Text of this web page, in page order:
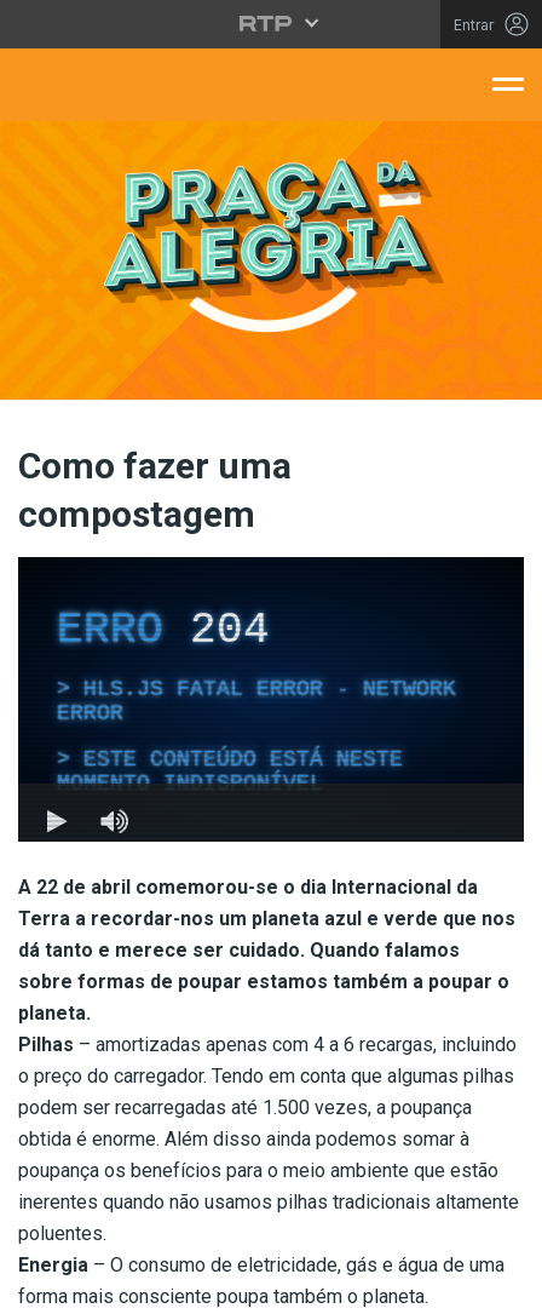
Saltar para o conteúdo principal
Entrar
Como fazer uma
compostagem
A 22 de abril comemorou-se o dia Internacional da
Terra a recordar-nos um planeta azul e verde que nos
dá tanto e merece ser cuidado. Quando falamos
sobre formas de poupar estamos também a poupar o
planeta.
Pilhas – amortizadas apenas com 4 a 6 recargas, incluindo
o preço do carregador. Tendo em conta que algumas pilhas
podem ser recarregadas até 1.500 vezes, a poupança
obtida é enorme. Além disso ainda podemos somar à
poupança os benefícios para o meio ambiente que estão
inerentes quando não usamos pilhas tradicionais altamente
poluentes.
Energia – O consumo de eletricidade, gás e água de uma
forma mais consciente poupa também o planeta.